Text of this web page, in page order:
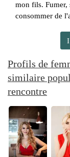
mon fils. Fumer,
consommer de
Profils de
similaire
rencontre